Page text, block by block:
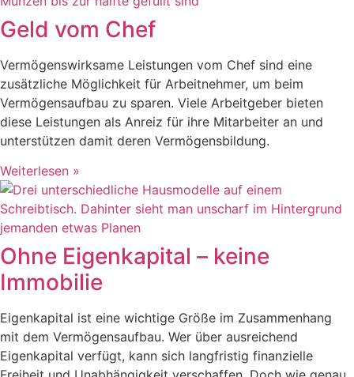
Geld vom Chef
Vermögenswirksame Leistungen vom Chef sind eine
zusätzliche Möglichkeit für Arbeitnehmer, um beim
Vermögensaufbau zu sparen. Viele Arbeitgeber bieten
diese Leistungen als Anreiz für ihre Mitarbeiter an und
unterstützen damit deren Vermögensbildung.
Weiterlesen »
Ohne Eigenkapital – keine
Immobilie
Eigenkapital ist eine wichtige Größe im Zusammenhang
mit dem Vermögensaufbau. Wer über ausreichend
Eigenkapital verfügt, kann sich langfristig finanzielle